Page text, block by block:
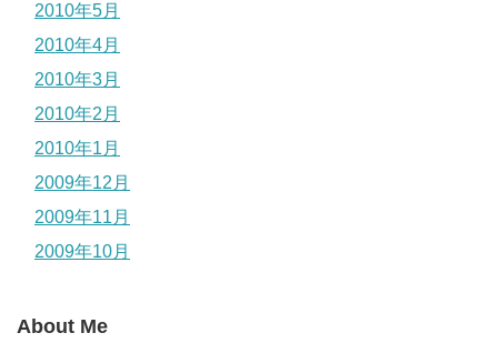
2010年5月
2010年4月
2010年3月
2010年2月
2010年1月
2009年12月
2009年11月
2009年10月
About Me